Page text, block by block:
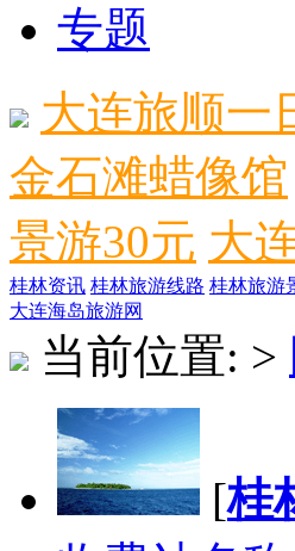
专题
大连旅顺一
金石滩蜡像馆
景游30元 大
桂林资讯 桂林旅游线路 桂林旅游
大连海岛旅游网
当前位置: >
[桂